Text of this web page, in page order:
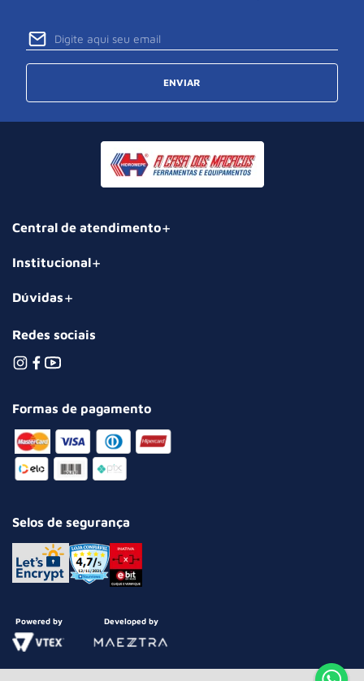
ENVIAR
Central de atendimento
Institucional
Dúvidas
Redes sociais
Formas de pagamento
Selos de segurança
Powered by Developed by